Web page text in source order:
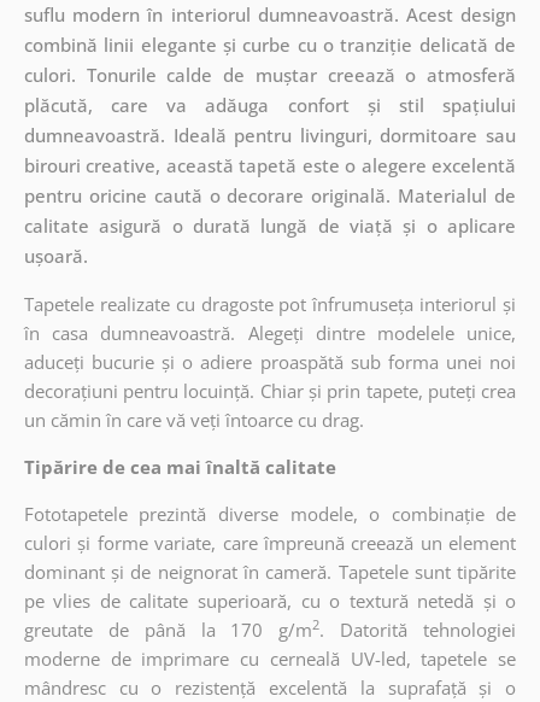
suflu modern în interiorul dumneavoastră. Acest design
combină linii elegante și curbe cu o tranziție delicată de
culori. Tonurile calde de muștar creează o atmosferă
plăcută, care va adăuga confort și stil spațiului
dumneavoastră. Ideală pentru livinguri, dormitoare sau
birouri creative, această tapetă este o alegere excelentă
pentru oricine caută o decorare originală. Materialul de
calitate asigură o durată lungă de viață și o aplicare
ușoară.
Tapetele realizate cu dragoste pot înfrumuseța interiorul și
în casa dumneavoastră. Alegeți dintre modelele unice,
aduceți bucurie și o adiere proaspătă sub forma unei noi
decorațiuni pentru locuință. Chiar și prin tapete, puteți crea
un cămin în care vă veți întoarce cu drag.
Tipărire de cea mai înaltă calitate
Fototapetele prezintă diverse modele, o combinație de
culori și forme variate, care împreună creează un element
dominant și de neignorat în cameră. Tapetele sunt tipărite
pe vlies de calitate superioară, cu o textură netedă și o
greutate de până la 170 g/m2. Datorită tehnologiei
moderne de imprimare cu cerneală UV-led, tapetele se
mândresc cu o rezistență excelentă la suprafață și o